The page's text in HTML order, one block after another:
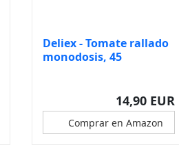
Deliex - Tomate rallado
monodosis, 45
14,90 EUR
Comprar en Amazon